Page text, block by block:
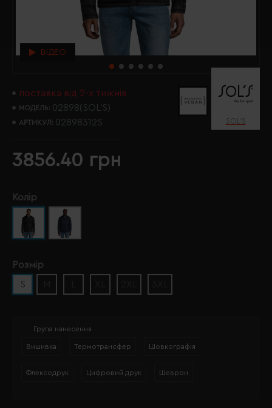
ВІДЕО
поставка від 2-х тижнів
МОДЕЛЬ: 02898(SOL’S)
АРТИКУЛ: 02898312S SOL’S
3856.40 грн
Колір
Розмір
S
Група нанесення
Вишивка Термотрансфер Шовкографія
Флексодрук Цифровий друк Шеврон